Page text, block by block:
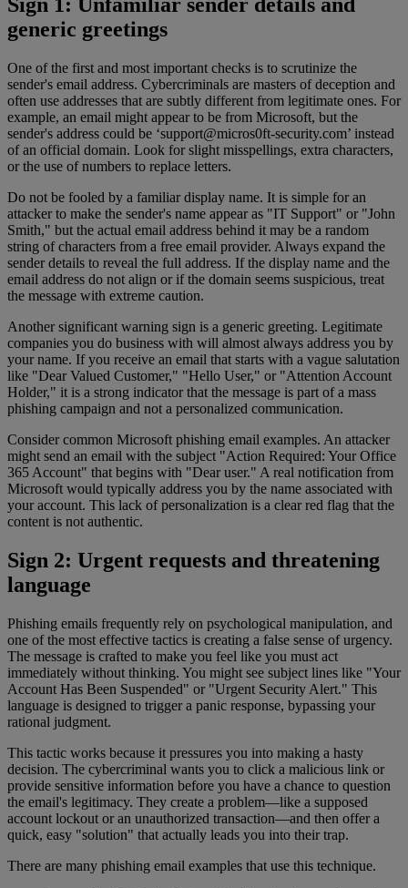
Sign 1: Unfamiliar sender details and
generic greetings
One of the first and most important checks is to scrutinize the
sender's email address. Cybercriminals are masters of deception and
often use addresses that are subtly different from legitimate ones. For
example, an email might appear to be from Microsoft, but the
sender's address could be ‘support@micros0ft-security.com’ instead
of an official domain. Look for slight misspellings, extra characters,
or the use of numbers to replace letters.
Do not be fooled by a familiar display name. It is simple for an
attacker to make the sender's name appear as "IT Support" or "John
Smith," but the actual email address behind it may be a random
string of characters from a free email provider. Always expand the
sender details to reveal the full address. If the display name and the
email address do not align or if the domain seems suspicious, treat
the message with extreme caution.
Another significant warning sign is a generic greeting. Legitimate
companies you do business with will almost always address you by
your name. If you receive an email that starts with a vague salutation
like "Dear Valued Customer," "Hello User," or "Attention Account
Holder," it is a strong indicator that the message is part of a mass
phishing campaign and not a personalized communication.
Consider common Microsoft phishing email examples. An attacker
might send an email with the subject "Action Required: Your Office
365 Account" that begins with "Dear user." A real notification from
Microsoft would typically address you by the name associated with
your account. This lack of personalization is a clear red flag that the
content is not authentic.
Sign 2: Urgent requests and threatening
language
Phishing emails frequently rely on psychological manipulation, and
one of the most effective tactics is creating a false sense of urgency.
The message is crafted to make you feel like you must act
immediately without thinking. You might see subject lines like "Your
Account Has Been Suspended" or "Urgent Security Alert." This
language is designed to trigger a panic response, bypassing your
rational judgment.
This tactic works because it pressures you into making a hasty
decision. The cybercriminal wants you to click a malicious link or
provide sensitive information before you have a chance to question
the email's legitimacy. They create a problem—like a supposed
account lockout or an unauthorized transaction—and then offer a
quick, easy "solution" that actually leads you into their trap.
There are many phishing email examples that use this technique.